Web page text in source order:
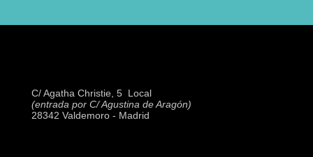
C/ Agatha Christie, 5  Local
(entrada por C/ Agustina de Aragón)
28342 Valdemoro - Madrid